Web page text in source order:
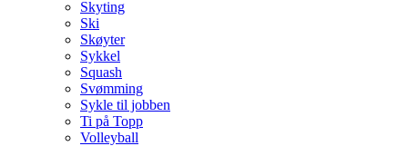
Skyting
Ski
Skøyter
Sykkel
Squash
Svømming
Sykle til jobben
Ti på Topp
Volleyball